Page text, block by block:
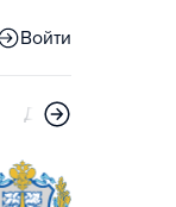
Войти
Дни открытых